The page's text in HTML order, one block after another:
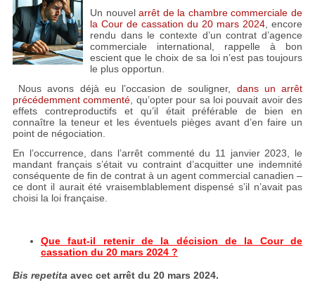
Un nouvelarrêt de la chambre commerciale de
la Cour de cassation du 20 mars 2024 , encore
rendu dans le contexte d’un contrat d’agence
commerciale international, rappelle à bon
escient que le choix de sa loi n’est pas toujours
le plus opportun.
Nous avons déjà eu l’occasion de souligner, dans un arrêt
précédemment commenté , qu’opter pour sa loi pouvait avoir des
effets contreproductifs et qu’il était préférable de bien en
connaître la teneur et les éventuels pièges avant d’en faire un
point de négociation.
En l’occurrence, dans l’arrêt commenté du 11 janvier 2023, le
mandant français s’était vu contraint d’acquitter une indemnité
conséquente de fin de contrat à un agent commercial canadien –
ce dont il aurait été vraisemblablement dispensé s’il n’avait pas
choisi la loi française.
Que faut-il retenir de la décision de la Cour de
cassation du 20 mars 2024 ?
Bis repetita avec cet arrêt du 20 mars 2024.